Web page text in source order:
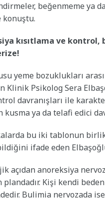
beğenmeme ya
konuştu.
kısıtlama ve kontrol,
yeme bozuklukları
Klinik Psikolog Sera
davranışları ile
kusma ya da telafi edici
bu iki tablonun
ifade eden
açıdan anoreksiya
Kişi kendi
Bulimia nervozada